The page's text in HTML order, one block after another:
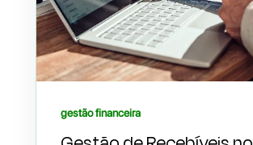
gestão financeira